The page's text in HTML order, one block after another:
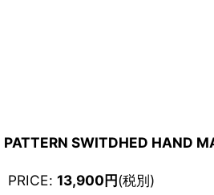
PATTERN SWITDHED HAND
PRICE: 13,900円(税別)